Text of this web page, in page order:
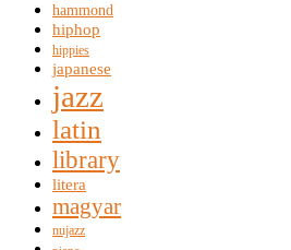
hammond
hiphop
hippies
japanese
jazz
latin
library
litera
magyar
nujazz